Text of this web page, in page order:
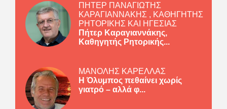
ΠΗΤΕΡ ΠΑΝΑΓΙΩΤΗΣ
ΚΑΡΑΓΙΑΝΝΑΚΗΣ , ΚΑΘΗΓΗΤΗΣ
ΡΗΤΟΡΙΚΗΣ ΚΑΙ ΗΓΕΣΙΑΣ
Πήτερ Καραγιαννάκης,
Καθηγητής Ρητορικής...
ΜΑΝΟΛΗΣ ΚΑΡΕΛΛΑΣ
Η Όλυμπος πεθαίνει χωρίς
γιατρό – αλλά φ...